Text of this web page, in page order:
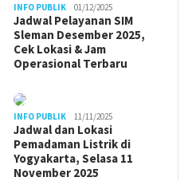
INFO PUBLIK 01/12/2025
Jadwal Pelayanan SIM
Sleman Desember 2025,
Cek Lokasi & Jam
Operasional Terbaru
INFO PUBLIK 11/11/2025
Jadwal dan Lokasi
Pemadaman Listrik di
Yogyakarta, Selasa 11
November 2025